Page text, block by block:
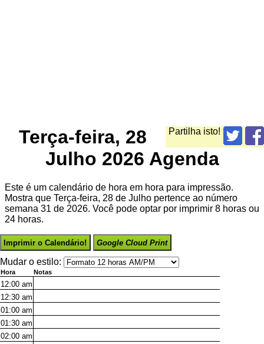
Partilha isto!
Terça-feira, 28
Julho 2026 Agenda
Este é um calendário de hora em hora para impressão.
Mostra que Terça-feira, 28 de Julho pertence ao número
semana 31 de 2026. Você pode optar por imprimir 8 horas ou
24 horas.
Imprimir o Calendário! Google Cloud Print
Mudar o estilo:
Hora Notas
12:00 am
12:30 am
01:00 am
01:30 am
02:00 am